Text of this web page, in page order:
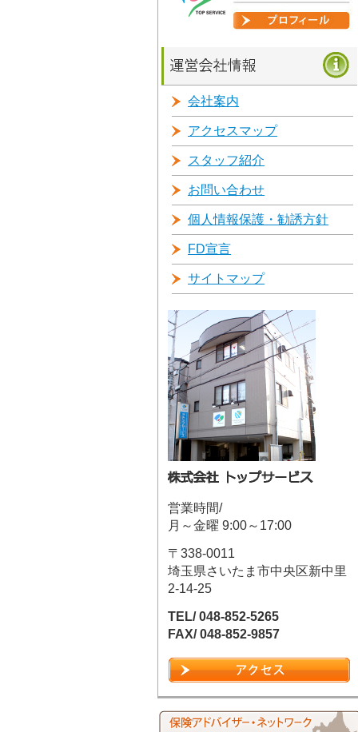
会社案内
アクセスマップ
スタッフ紹介
お問い合わせ
個人情報保護・勧誘方針
FD宣言
サイトマップ
営業時間/
月～金曜 9:00～17:00
〒338-0011
埼玉県さいたま市中央区新中里
2-14-25
TEL/ 048-852-5265
FAX/ 048-852-9857